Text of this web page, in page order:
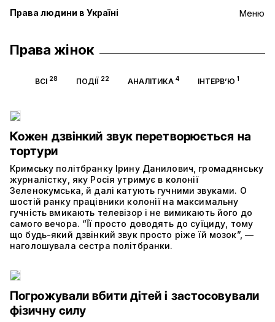
Меню
Права людини в Україні
Права жінок
ВСІ28 ПОДІЇ22 АНАЛІТИКА 4 ІНТЕРВ’Ю 1
Кожен дзвінкий звук перетворюється на
тортури
Кримську політбранку Ірину Данилович, громадянську
журналістку, яку Росія утримує в колонії
Зеленокумська, й далі катують гучними звуками. О
шостій ранку працівники колонії на максимальну
гучність вмикають телевізор і не вимикають його до
самого вечора. “Її просто доводять до суїциду, тому
що будь-який дзвінкий звук просто ріже їй мозок”, —
наголошувала сестра політбранки.
Погрожували вбити дітей і застосовували
фізичну силу